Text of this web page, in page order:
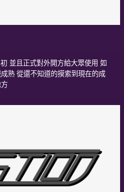
並且正式對外開方給大眾使用 如
熟 從還不知道的摸索到現在的成